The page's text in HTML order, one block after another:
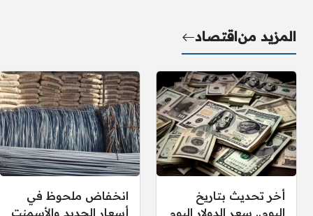
المزيد مناقتصاد
أخر تحديث بتاريخ
اليوم.. سعر الدولار اليوم
انخفاض ملحوظ في
أسعار الحديد والأسمنت